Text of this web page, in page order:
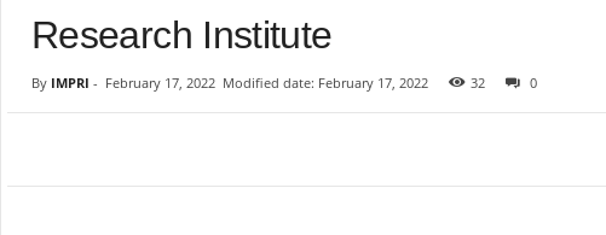
Research Institute
By IMPRI - February 17, 2022 Modified date: February 17, 2022 32 0